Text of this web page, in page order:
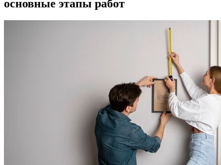
основные этапы работ